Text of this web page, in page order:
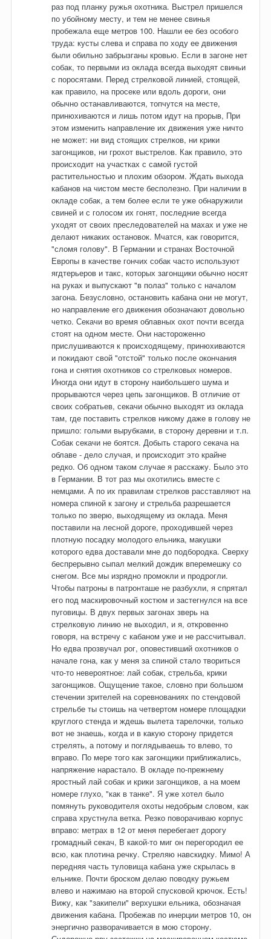
раз под планку ружья охотника. Выстрел пришелся
по убойному месту, и тем не менее свинья
пробежала еще метров 100. Нашли ее без особого
труда: кусты слева и справа по ходу ее движения
были обильно забрызганы кровью. Если в загоне нет
собак, то первыми из оклада всегда выходят свиньи
с поросятами. Перед стрелковой линией, стоящей,
как правило, на просеке или вдоль дороги, они
обычно останавливаются, топчутся на месте,
принюхиваются и лишь потом идут на прорыв, При
этом изменить направление их движения уже ничто
не может: ни вид стоящих стрелков, ни крики
загонщиков, ни грохот выстрелов. Как правило, это
происходит на участках с самой густой
растительностью и плохим обзором. Ждать выхода
кабанов на чистом месте бесполезно. При наличии в
окладе собак, а тем более если те уже обнаружили
свиней и с голосом их гонят, последние всегда
уходят от своих преследователей на махах и уже не
делают никаких остановок. Мчатся, как говорится,
"сломя голову". В Германии и странах Восточной
Европы в качестве гончих собак часто используют
ягдтерьеров и такс, которых загонщики обычно носят
на руках и выпускают "в полаз" только с началом
загона. Безусловно, остановить кабана они не могут,
но направление его движения обозначают довольно
четко. Секачи во время облавных охот почти всегда
стоят на одном месте. Они настороженно
прислушиваются к происходящему, принюхиваются
и покидают свой "отстой" только после окончания
гона и снятия охотников со стрелковых номеров.
Иногда они идут в сторону наибольшего шума и
прорываются через цепь загонщиков. В отличие от
своих собратьев, секачи обычно выходят из оклада
там, где поставить стрелков никому даже в голову не
пришло: голыми вырубками, в сторону деревни и т.п.
Собак секачи не боятся. Добыть старого секача на
облаве - дело случая, и происходит это крайне
редко. Об одном таком случае я расскажу. Было это
в Германии. В тот раз мы охотились вместе с
немцами. А по их правилам стрелков расставляют на
номера спиной к загону и стрельба разрешается
только по зверю, выходящему из оклада. Меня
поставили на лесной дороге, проходившей через
плотную посадку молодого ельника, макушки
которого едва доставали мне до подбородка. Сверху
беспрерывно сыпал мелкий дождик вперемешку со
снегом. Все мы изрядно промокли и продрогли.
Чтобы патроны в патронташе не разбухли, я спрятал
его под маскировочный костюм и застегнулся на все
пуговицы. В двух первых загонах зверь на
стрелковую линию не выходил, и я, откровенно
говоря, на встречу с кабаном уже и не рассчитывал.
Но едва прозвучал рог, оповестивший охотников о
начале гона, как у меня за спиной стало твориться
что-то невероятное: лай собак, стрельба, крики
загонщиков. Ощущение такое, словно при большом
стечении зрителей на соревнованиях по стендовой
стрельбе ты стоишь на четвертом номере площадки
круглого стенда и ждешь вылета тарелочки, только
вот не знаешь, когда и в какую сторону придется
стрелять, а потому и поглядываешь то влево, то
вправо. По мере того как загонщики приближались,
напряжение нарастало. В окладе по-прежнему
яростный лай собак и крики загонщиков, а на моем
номере глухо, "как в танке". Я уже хотел было
помянуть руководителя охоты недобрым словом, как
справа хрустнула ветка. Резко поворачиваю корпус
вправо: метрах в 12 от меня перебегает дорогу
громадный секач, В какой-то миг он перегородил ее
всю, как плотина речку. Стреляю навскидку. Мимо! А
передняя часть туловища кабана уже скрылась в
ельнике. Почти броском делаю поводку ружьем
влево и нажимаю на второй спусковой крючок. Есть!
Вижу, как "закипели" верхушки ельника, обозначая
движения кабана. Пробежав по инерции метров 10, он
энергично разворачивается в мою сторону.